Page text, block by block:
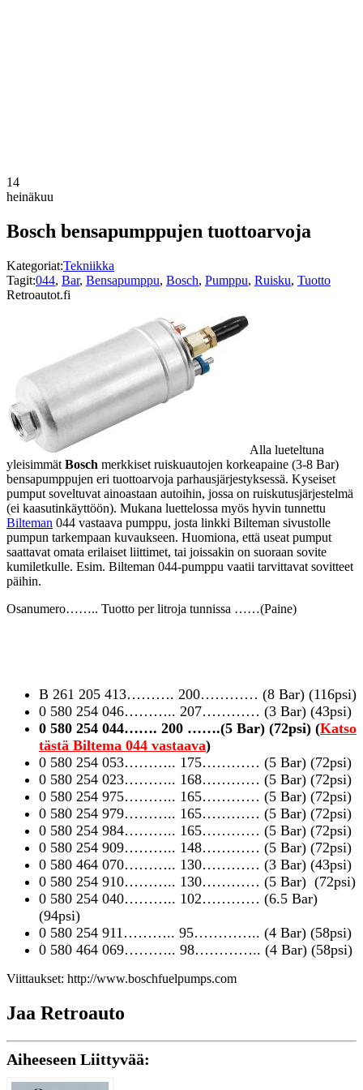
14
heinäkuu
Bosch bensapumppujen tuottoarvoja
Kategoriat:Tekniikka
Tagit:044, Bar, Bensapumppu, Bosch, Pumppu, Ruisku, Tuotto
Retroautot.fi
Alla lueteltuna
yleisimmät Bosch merkkiset ruiskuautojen korkeapaine (3-8 Bar)
bensapumppujen eri tuottoarvoja parhausjärjestyksessä. Kyseiset
pumput soveltuvat ainoastaan autoihin, jossa on ruiskutusjärjestelmä
(ei kaasutinkäyttöön). Mukana luettelossa myös hyvin tunnettu
Bilteman 044 vastaava pumppu, josta linkki Bilteman sivustolle
pumpun tarkempaan kuvaukseen. Huomiona, että useat pumput
saattavat omata erilaiset liittimet, tai joissakin on suoraan sovite
kumiletkulle. Esim. Bilteman 044-pumppu vaatii tarvittavat sovitteet
päihin.
Osanumero…….. Tuotto per litroja tunnissa ……(Paine)
B 261 205 413………. 200………… (8 Bar) (116psi)
0 580 254 046……….. 207………… (3 Bar) (43psi)
0 580 254 044……. 200 …….(5 Bar) (72psi) (Katso
tästä Biltema 044 vastaava)
0 580 254 053……….. 175………… (5 Bar) (72psi)
0 580 254 023……….. 168………… (5 Bar) (72psi)
0 580 254 975……….. 165………… (5 Bar) (72psi)
0 580 254 979……….. 165………… (5 Bar) (72psi)
0 580 254 984……….. 165………… (5 Bar) (72psi)
0 580 254 909……….. 148………… (5 Bar) (72psi)
0 580 464 070……….. 130………… (3 Bar) (43psi)
0 580 254 910……….. 130………… (5 Bar) (72psi)
0 580 254 040……….. 102………… (6.5 Bar)
(94psi)
0 580 254 911……….. 95………….. (4 Bar) (58psi)
0 580 464 069……….. 98………….. (4 Bar) (58psi)
Viittaukset: http://www.boschfuelpumps.com
Jaa Retroauto
Aiheeseen Liittyvää: